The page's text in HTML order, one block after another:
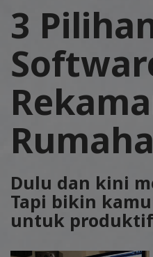
3
Dulu dan kini
Tapi bikin
untuk